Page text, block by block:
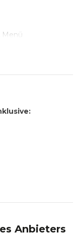
Menü
Anbieters